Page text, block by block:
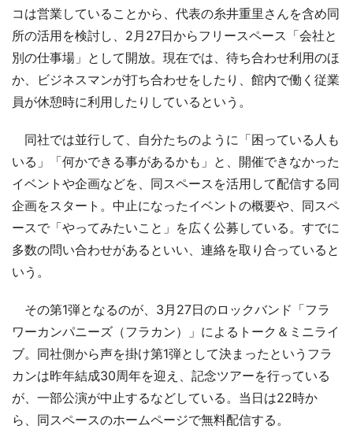
コは営業していることから、代表の糸井重里さんを含め同
所の活用を検討し、2月27日からフリースペース「会社と
別の仕事場」として開放。現在では、待ち合わせ利用のほ
か、ビジネスマンが打ち合わせをしたり、館内で働く従業
員が休憩時に利用したりしているという。
同社では並行して、自分たちのように「困っている人も
いる」「何かできる事があるかも」と、開催できなかった
イベントや企画などを、同スペースを活用して配信する同
企画をスタート。中止になったイベントの概要や、同スペ
ースで「やってみたいこと」を広く公募している。すでに
多数の問い合わせがあるといい、連絡を取り合っていると
いう。
その第1弾となるのが、3月27日のロックバンド「フラ
ワーカンパニーズ（フラカン）」によるトーク＆ミニライ
ブ。同社側から声を掛け第1弾として決まったというフラ
カンは昨年結成30周年を迎え、記念ツアーを行っている
が、一部公演が中止するなどしている。当日は22時か
ら、同スペースのホームページで無料配信する。